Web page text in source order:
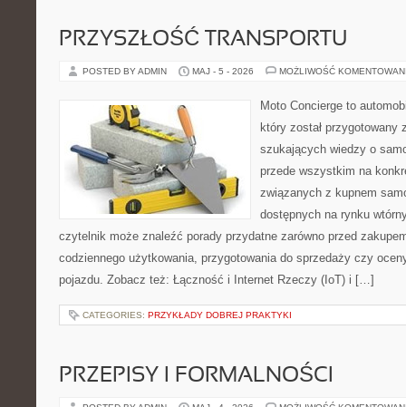
PRZYSZŁOŚĆ TRANSPORTU
POSTED BY ADMIN MAJ - 5 - 2026 MOŻLIWOŚĆ
Moto Concierge to
który został przygotowany
szukających wiedzy o
przede wszystkim na
związanych z kupnem
dostępnych na rynku
czytelnik może znaleźć porady przydatne zarówno przed
codziennego użytkowania, przygotowania do sprzedaży czy
pojazdu. Zobacz też: Łączność i Internet Rzeczy (IoT) i […]
CATEGORIES: PRZYKŁADY DOBREJ PRAKTYKI
PRZEPISY I FORMALNOŚCI